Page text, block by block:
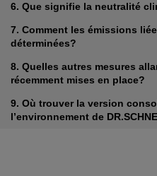
6. Que signifie la neutralité
7. Comment les émissions
déterminées?
8. Quelles autres mesures
récemment mises en place?
9. Où trouver la version
l’environnement de